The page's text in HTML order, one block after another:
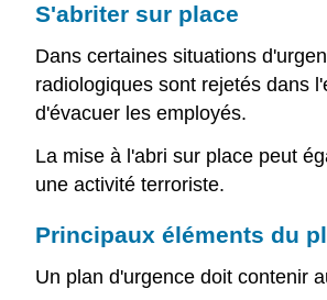
S'abriter sur place
Dans certaines situations
radiologiques sont rejetés dans
d'évacuer les employés.
La mise à l'abri sur place peut
une activité terroriste.
Principaux éléments du
Un plan d'urgence doit contenir